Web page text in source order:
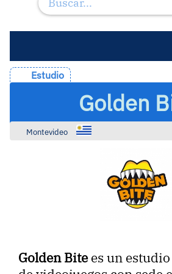
Estudio
Golden
Montevideo
Golden Bitees un